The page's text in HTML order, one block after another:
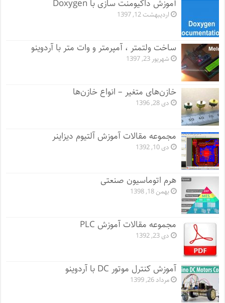
آموزش داکیومنت سازی با Doxygen
اردیبهشت 12, 1397
ساخت ولتمتر ، آمپرمتر و وات متر با آردوینو
شهریور 23, 1397
خازن‌های متغیر – انواع خازن‌ها
دی 28, 1396
مجموعه مقالات آموزش آلتیوم دیزاینر
دی 10, 1392
هرم اتوماسیون صنعتی
بهمن 18, 1398
مجموعه مقالات آموزش PLC
دی 23, 1392
آموزش کنترل موتور DC با آردوینو
مرداد 26, 1399